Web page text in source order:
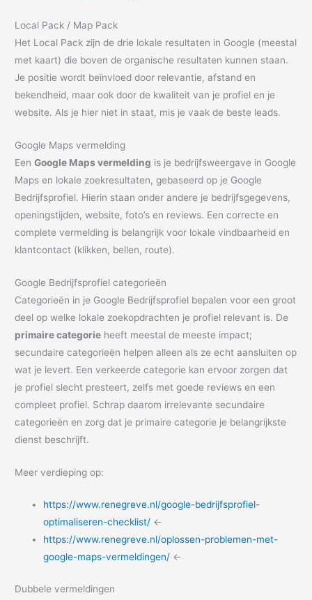
Local Pack / Map Pack
Het Local Pack zijn de drie lokale resultaten in Google (meestal
met kaart) die boven de organische resultaten kunnen staan.
Je positie wordt beïnvloed door relevantie, afstand en
bekendheid, maar ook door de kwaliteit van je profiel en je
website. Als je hier niet in staat, mis je vaak de beste leads.
Google Maps vermelding
EenGoogle Maps vermelding is je bedrijfsweergave in Google
Maps en lokale zoekresultaten, gebaseerd op je Google
Bedrijfsprofiel. Hierin staan onder andere je bedrijfsgegevens,
openingstijden, website, foto’s en reviews. Een correcte en
complete vermelding is belangrijk voor lokale vindbaarheid en
klantcontact (klikken, bellen, route).
Google Bedrijfsprofiel categorieën
Categorieën in je Google Bedrijfsprofiel bepalen voor een groot
deel op welke lokale zoekopdrachten je profiel relevant is. De
primaire categorie heeft meestal de meeste impact;
secundaire categorieën helpen alleen als ze echt aansluiten op
wat je levert. Een verkeerde categorie kan ervoor zorgen dat
je profiel slecht presteert, zelfs met goede reviews en een
compleet profiel. Schrap daarom irrelevante secundaire
categorieën en zorg dat je primaire categorie je belangrijkste
dienst beschrijft.
Meer verdieping op:
https://www.renegreve.nl/google-bedrijfsprofiel-
optimaliseren-checklist/ <-
https://www.renegreve.nl/oplossen-problemen-met-
google-maps-vermeldingen/ <-
Dubbele vermeldingen